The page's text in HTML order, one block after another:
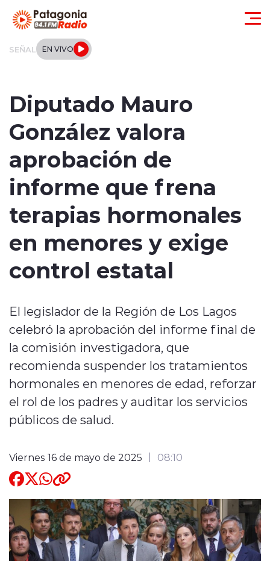
SEÑAL EN VIVO
Regionales
Tendencias
Internacional
Entrevistas
modo claro
Diputado Mauro
González valora
aprobación de
informe que frena
terapias hormonales
en menores y exige
control estatal
El legislador de la Región de Los Lagos
celebró la aprobación del informe final de
la comisión investigadora, que
recomienda suspender los tratamientos
hormonales en menores de edad, reforzar
el rol de los padres y auditar los servicios
públicos de salud.
Viernes 16 de mayo de 2025 08:10